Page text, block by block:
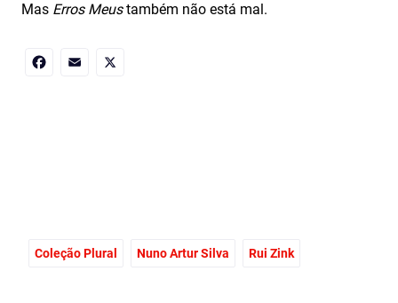
Mas Erros Meustambém não está mal.
Coleção Plural Nuno Artur Silva Rui Zink